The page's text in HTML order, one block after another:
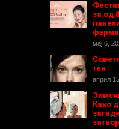
за од
мај 6,
тен
април
Како